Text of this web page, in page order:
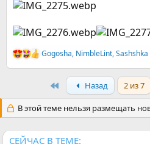
Р
е
и
и
Gogosha, NimbleLint,Sashshka
Назад 2 из 7
В этой теме нельзя размещать
СЕЙЧАС В ТЕМЕ: